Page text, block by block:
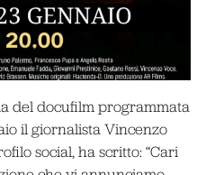
del docufilm programmata
il giornalista Vincenzo
social, ha scritto: “Cari